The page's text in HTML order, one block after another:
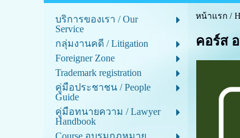
บริการของเรา / Our
Service
กลุ่มงานคดี / Litigation
Foreigner Zone
Trademark registration
คู่มือประชาชน / People
Guide
คู่มือทนายความ / Lawyer
Handbook
Course อบรมกฎหมาย
หน้าแรก /
คอร์ส